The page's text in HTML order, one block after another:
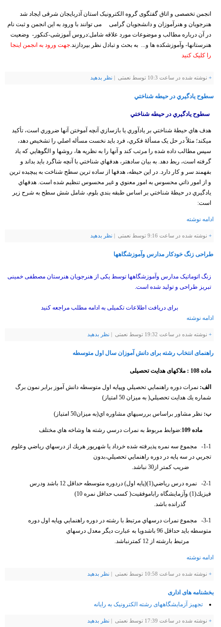
انجمن تخصصی و اتاق گفتگوی گروه الکترونیک استان آذربایجان شرقی ایجاد شد
هنرجویان و هنرآموزان و دانشجویان گرامی می توانند با ورود به این انجمن و ثبت نام
در آن درباره مطالب و موضوعات مورد علاقه شامل:دروس آموزشی-کنکور- وضعیت
هنرستانها- وآموزشکده ها و... به بحث و تبادل نظر بپردازند.جهت ورود به انجمن اینجا
را کلیک کنید
+ نوشته شده در ساعت 10:3 توسط نعمتی | نظر بدهيد
سطوح يادگيري در حيطه شناختي
سطوح يادگيري در حيطه شناختي
هدف هاي حيطهٔ شناختي بر يادآوري يا بازسازي آنچه آموختن آنها ضروري است، تأکيد
ميکند؛ مثلاً در حل يک مسألهٔ فکري، فرد بايد نخست مسأله اصلي را تشخيص دهد،
سپس مطالب داده شده را مرتب کند و آنها را به نظريه ها، روشها و الگوهايي که ياد
گرفته است، ربط دهد. به بيان سادهتر، هدفهاي شناختي با آنچه شاگرد بايد بداند و
بفهمند سر و کار دارد. در اين حيطه، هدفها از ساده ترين سطح شناخت به پيچيده ترين
و از امور ذاتي محسوس به امور معنوي و غير محسوس تنظيم شده است. هدفهاي
يادگيري در حيطهٔ شناختي بر اساس طبقه بندي بلوم، شامل شش سطح به شرح زير
است:
ادامه نوشته
+ نوشته شده در ساعت 9:16 توسط نعمتی | نظر بدهيد
طراحی زنگ خودکار مدارس وآموزشگاهها
زنگ اتوماتیک مدارس وآموزشگاهها توسط یکی از هنرجویان هنرستان مصطفی خمینی
تبریز طراحی و تولید شده است.
برای دریافت اطلاعات تکمیلی به ادامه مطلب مراجعه کنید
ادامه نوشته
+ نوشته شده در ساعت 19:32 توسط نعمتی | نظر بدهيد
راهنمای انتخاب رشته برای دانش آموزان سال اول متوسطه
ماده 108 : ملاکهای هدایت تحصیلی
الف: نمرات دوره راهنمايي تحصيلي وپپايه اول متوسطه دانش آموز برابر نمون برگ
شماره يك هدايت تحصيلي( به ميزان 50 امتياز)
ب: نظر مشاور براساس بررسيهاي مشاوره اي(به ميزان50 امتياز)
ماده 109 :ضوابط مربوط به نمرات درسي رشته ها وشاخه هاي مختلف
1-1- مجموع سه نمره پذيرفته شده خرداد يا شهريور هريك از درسهاي رياضي وعلوم
تجربي در سه پايه در دوره راهنمايي تحصيلي،بدون
ضريب كمتر از30 نباشد.
2-1- نمره درس رياضي(1)(پايه اول) دردوره متوسطه حداقل 12 باشد ودرس
فيزيك(1) وآزمايشگاه راباموفقيت( كسب حداقل نمره 10)
گذرانده باشد.
3-1- مجموع نمرات درسهاي مرتبط با رشته در دوره راهنمايي وپايه اول دوره
متوسطه بايد حداقل 96 باشدويا به عبارت ديگر معدل درسهاي
مرتبط بارشته از 12 كمترنباشد.
ادامه نوشته
+ نوشته شده در ساعت 10:58 توسط نعمتی | نظر بدهيد
بخشنامه های اداری
تجهیز آزمایشگاههای رشته الکترونیک به رایانه
+ نوشته شده در ساعت 17:39 توسط نعمتی | نظر بدهيد